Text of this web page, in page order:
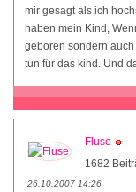
mir gesagt als ich
haben mein Kind,
geboren sondern
tun für das kind. Und
Fluse
1682
26.10.2007 14:26